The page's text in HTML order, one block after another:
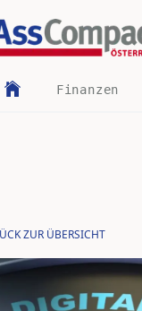
Finanzen
ZUR ÜBERSICHT